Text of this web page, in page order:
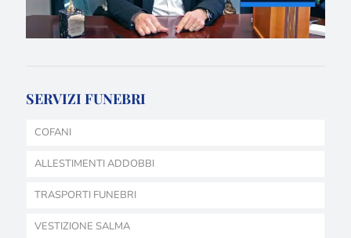
SERVIZI FUNEBRI
COFANI
ALLESTIMENTI ADDOBBI
TRASPORTI FUNEBRI
VESTIZIONE SALMA